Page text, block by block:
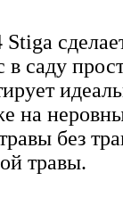
Stiga
в саду
на
без
травы.